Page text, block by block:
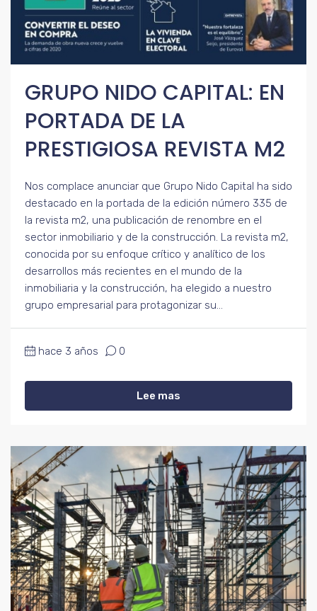
GRUPO NIDO CAPITAL: EN
PORTADA DE LA
PRESTIGIOSA REVISTA M2
Nos complace anunciar que Grupo Nido Capital ha sido
destacado en la portada de la edición número 335 de
la revista m2, una publicación de renombre en el
sector inmobiliario y de la construcción. La revista m2,
conocida por su enfoque crítico y analítico de los
desarrollos más recientes en el mundo de la
inmobiliaria y la construcción, ha elegido a nuestro
grupo empresarial para protagonizar su...
hace 3 años 0
Lee mas